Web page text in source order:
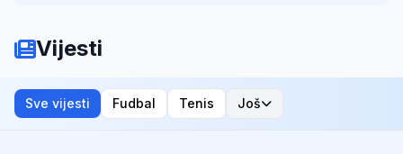
Vijesti
Sve vijesti Fudbal Tenis Još